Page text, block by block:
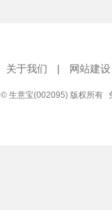
关于我们 | 网站建设
© 生意宝(002095) 版权所有